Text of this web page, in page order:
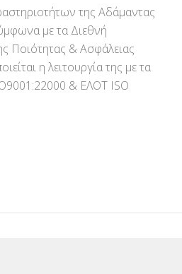
της Αδάμαντας
με τα Διεθνή
Ποιότητας & Ασφάλειας
η λειτουργία της με τα
& ΕΛΟΤ ISO